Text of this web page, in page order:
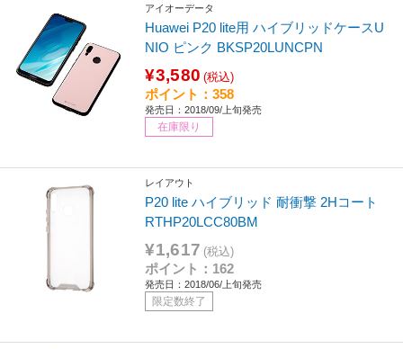
アイオーデータ
Huawei P20 lite用 ハイブリッドケースU
NIO ピンク BKSP20LUNCPN
¥3,580 (税込)
ポイント：358
発売日：2018/09/上旬発売
在庫限り
レイアウト
P20 lite ハイブリッド 耐衝撃 2Hコート
RTHP20LCC80BM
¥1,617 (税込)
ポイント：162
発売日：2018/06/上旬発売
限定数終了